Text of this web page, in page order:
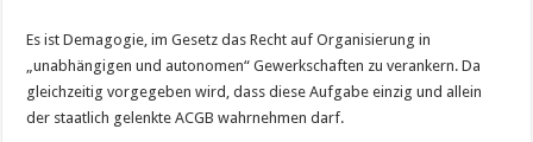
Es ist Demagogie, im Gesetz das Recht auf Organisierung in
„unabhängigen und autonomen“ Gewerkschaften zu verankern. Da
gleichzeitig vorgegeben wird, dass diese Aufgabe einzig und allein
der staatlich gelenkte ACGB wahrnehmen darf.